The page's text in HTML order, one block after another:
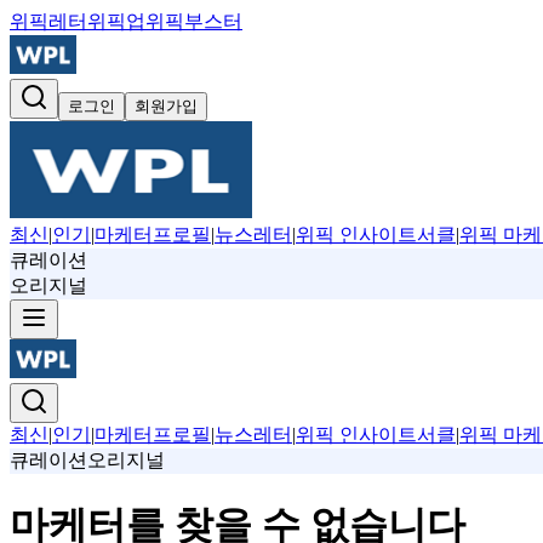
위픽레터 위픽업위픽부스터
로그인 회원가입
최신|인기 |마케터프로필|뉴스레터 |위픽 인사이트서클|위픽 마케
큐레이션
오리지널
최신|인기 |마케터프로필|뉴스레터 |위픽 인사이트서클|위픽 마케
큐레이션 오리지널
마케터를 찾을 수 없습니다